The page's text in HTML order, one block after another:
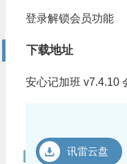
登录解锁会员功能
下载地址
安心记加班 v7.4.10
讯雷云盘